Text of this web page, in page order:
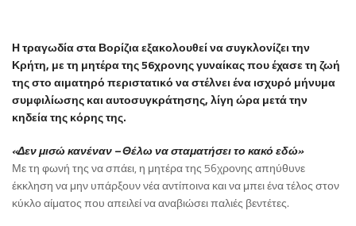
Η τραγωδία στα Βορίζια εξακολουθεί να συγκλονίζει την
Κρήτη, με τη μητέρα της 56χρονης γυναίκας που έχασε τη ζωή
της στο αιματηρό περιστατικό να στέλνει ένα ισχυρό μήνυμα
συμφιλίωσης και αυτοσυγκράτησης, λίγη ώρα μετά την
κηδεία της κόρης της.
«Δεν μισώ κανέναν – Θέλω να σταματήσει το κακό εδώ»
Με τη φωνή της να σπάει, η μητέρα της 56χρονης απηύθυνε
έκκληση να μην υπάρξουν νέα αντίποινα και να μπει ένα τέλος στον
κύκλο αίματος που απειλεί να αναβιώσει παλιές βεντέτες.